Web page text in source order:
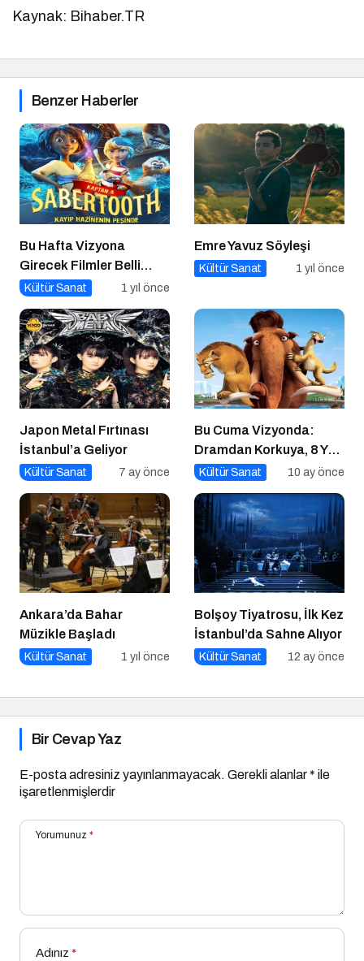
Kaynak: Bihaber.TR
Benzer Haberler
Bu Hafta Vizyona
Girecek Filmler Belli
Oldu: Sinema Keyfi
Başlıyor!
Kültür Sanat 1 yıl önce
Emre Yavuz Söyleşi
Kültür Sanat 1 yıl önce
Japon Metal Fırtınası
İstanbul’a Geliyor
Kültür Sanat 7 ay önce
Bu Cuma Vizyonda:
Dramdan Korkuya, 8 Yeni
Film Sinemaseverlerle
Kültür Sanat 10 ay önce
Ankara’da Bahar
Müzikle Başladı
Kültür Sanat 1 yıl önce
Bolşoy Tiyatrosu, İlk Kez
İstanbul’da Sahne Alıyor
Kültür Sanat 12 ay önce
Bir Cevap Yaz
E-posta adresiniz yayınlanmayacak. Gerekli alanlar* ile
işaretlenmişlerdir
Yorumunuz *
Adınız *